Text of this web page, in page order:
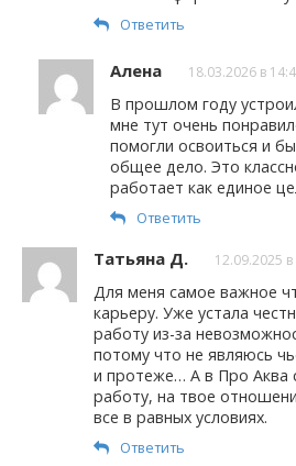
Ответить
Алена 18.03.2026 в
В прошлом году
мне тут очень
помогли освоиться и
общее дело. Это
работает как единое
Ответить
Татьяна Д. 12.09.2025
Для меня самое важное
карьеру. Уже устала
работу из-за
потому что не являюсь
и протеже… А в Про Аква
работу, на твое
все в равных условиях.
Ответить